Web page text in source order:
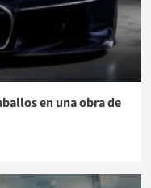
en una obra de